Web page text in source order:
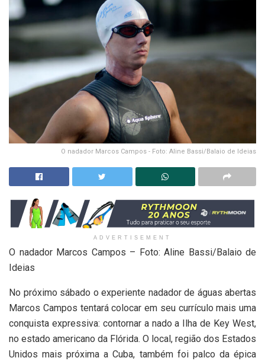
O nadador Marcos Campos - Foto: Aline Bassi/Balaio de Ideias
ADVERTISEMENT
O nadador Marcos Campos – Foto: Aline Bassi/Balaio de
Ideias
No próximo sábado o experiente nadador de águas abertas
Marcos Campos tentará colocar em seu currículo mais uma
conquista expressiva: contornar a nado a Ilha de Key West,
no estado americano da Flórida. O local, região dos Estados
Unidos mais próxima a Cuba, também foi palco da épica